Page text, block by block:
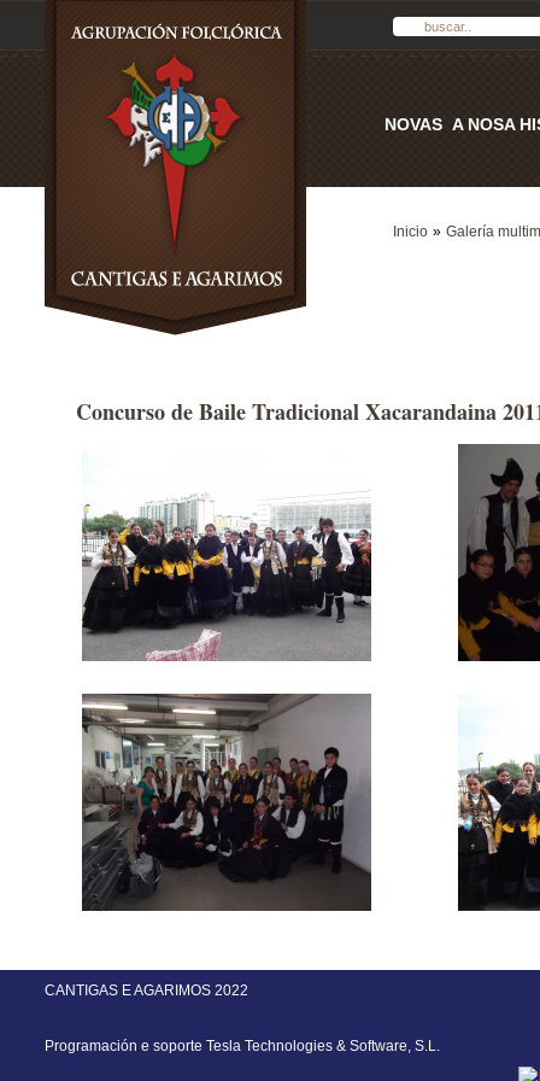
A NOSA
NOVAS
Inicio » Galería
Concurso de Baile Tradicional Xacarandaina
CANTIGAS E AGARIMOS 2022
Programación e soporte Tesla Technologies & Software, S.L.